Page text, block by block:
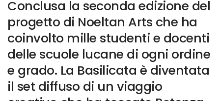
Conclusa la seconda edizione del
progetto di Noeltan Arts che ha
coinvolto mille studenti e docenti
delle scuole lucane di ogni ordine
e grado. La Basilicata è diventata
il set diffuso di un viaggio